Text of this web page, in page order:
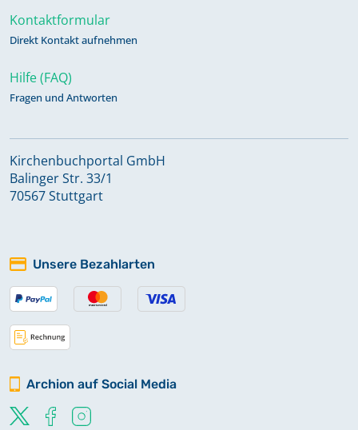
Kontaktformular
Direkt Kontakt aufnehmen
Hilfe (FAQ)
Fragen und Antworten
Kirchenbuchportal GmbH
Balinger Str. 33/1
70567 Stuttgart
Unsere Bezahlarten
Archion auf Social Media